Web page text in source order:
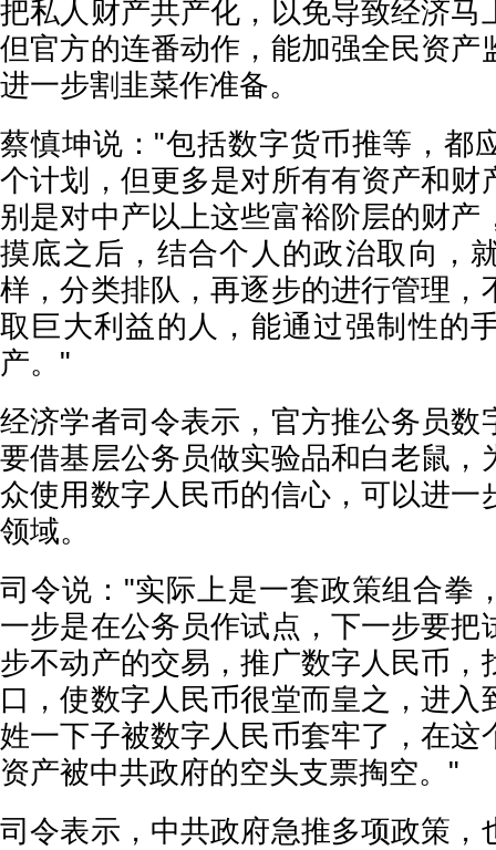
把私人财产共产化，以免导致经济马
但官方的连番动作，能加强全民资产
进一步割韭菜作准备。
蔡慎坤说："包括数字货币推等，都
个计划，但更多是对所有有资产和财
别是对中产以上这些富裕阶层的财产
摸底之后，结合个人的政治取向，
样，分类排队，再逐步的进行管理，
取巨大利益的人，能通过强制性的
产。"
经济学者司令表示，官方推公务员数
要借基层公务员做实验品和白老鼠，
众使用数字人民币的信心，可以进一
领域。
司令说："实际上是一套政策组合拳
一步是在公务员作试点，下一步要把
步不动产的交易，推广数字人民币，
口，使数字人民币很堂而皇之，进入
姓一下子被数字人民币套牢了，在这
资产被中共政府的空头支票掏空。"
司令表示，中共政府急推多项政策，